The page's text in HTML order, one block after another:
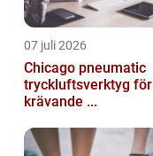
07 juli 2026
Chicago pneumatic
tryckluftsverktyg för
krävande ...